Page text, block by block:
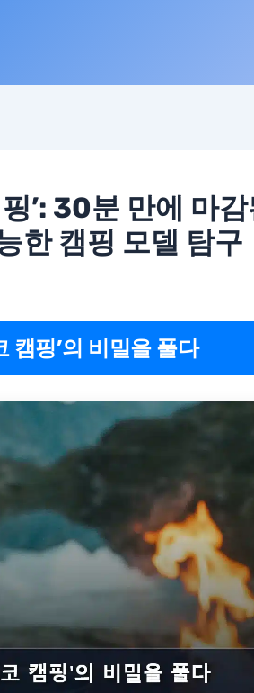
’: 30분 만에 마
한 캠핑 모델 탐구
캠핑’의 비밀을 풀다